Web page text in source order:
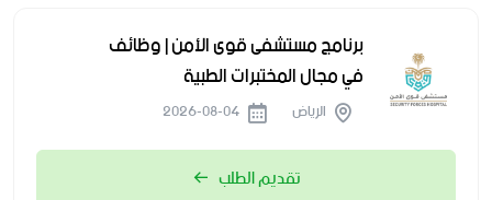
برنامج مستشفى قوى الأمن | وظائف
في مجال المختبرات الطبية
الرياض
تقديم الطلب